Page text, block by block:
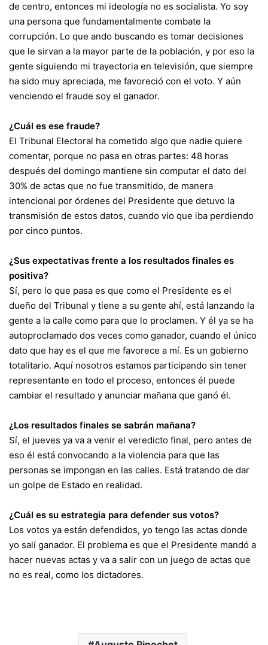
de centro, entonces mi ideología no es socialista. Yo soy
una persona que fundamentalmente combate la
corrupción. Lo que ando buscando es tomar decisiones
que le sirvan a la mayor parte de la población, y por eso la
gente siguiendo mi trayectoria en televisión, que siempre
ha sido muy apreciada, me favoreció con el voto. Y aún
venciendo el fraude soy el ganador.
¿Cuál es ese fraude?
El Tribunal Electoral ha cometido algo que nadie quiere
comentar, porque no pasa en otras partes: 48 horas
después del domingo mantiene sin computar el dato del
30% de actas que no fue transmitido, de manera
intencional por órdenes del Presidente que detuvo la
transmisión de estos datos, cuando vio que iba perdiendo
por cinco puntos.
¿Sus expectativas frente a los resultados finales es
positiva?
Sí, pero lo que pasa es que como el Presidente es el
dueño del Tribunal y tiene a su gente ahí, está lanzando la
gente a la calle como para que lo proclamen. Y él ya se ha
autoproclamado dos veces como ganador, cuando el único
dato que hay es el que me favorece a mí. Es un gobierno
totalitario. Aquí nosotros estamos participando sin tener
representante en todo el proceso, entonces él puede
cambiar el resultado y anunciar mañana que ganó él.
¿Los resultados finales se sabrán mañana?
Sí, el jueves ya va a venir el veredicto final, pero antes de
eso él está convocando a la violencia para que las
personas se impongan en las calles. Está tratando de dar
un golpe de Estado en realidad.
¿Cuál es su estrategia para defender sus votos?
Los votos ya están defendidos, yo tengo las actas donde
yo salí ganador. El problema es que el Presidente mandó a
hacer nuevas actas y va a salir con un juego de actas que
no es real, como los dictadores.